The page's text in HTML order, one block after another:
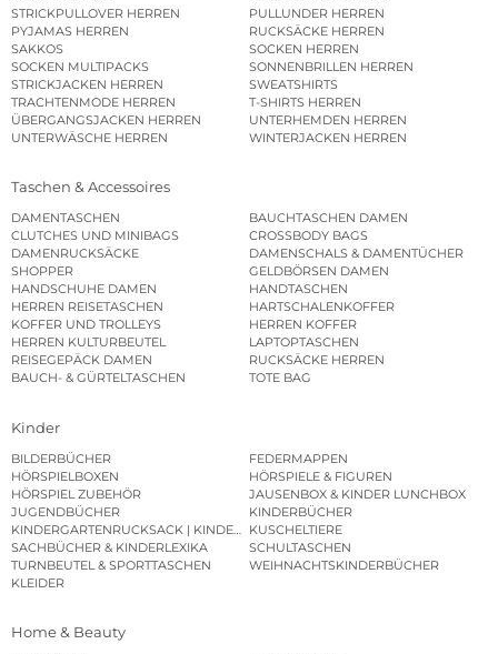
STRICKPULLOVER HERREN
PULLUNDER HERREN
PYJAMAS HERREN
RUCKSÄCKE HERREN
SAKKOS
SOCKEN HERREN
SOCKEN MULTIPACKS
SONNENBRILLEN HERREN
STRICKJACKEN HERREN
SWEATSHIRTS
TRACHTENMODE HERREN
T-SHIRTS HERREN
ÜBERGANGSJACKEN HERREN
UNTERHEMDEN HERREN
UNTERWÄSCHE HERREN
WINTERJACKEN HERREN
Taschen & Accessoires
DAMENTASCHEN
BAUCHTASCHEN DAMEN
CLUTCHES UND MINIBAGS
CROSSBODY BAGS
DAMENRUCKSÄCKE
DAMENSCHALS & DAMENTÜCHER
SHOPPER
GELDBÖRSEN DAMEN
HANDSCHUHE DAMEN
HANDTASCHEN
HERREN REISETASCHEN
HARTSCHALENKOFFER
KOFFER UND TROLLEYS
HERREN KOFFER
HERREN KULTURBEUTEL
LAPTOPTASCHEN
REISEGEPÄCK DAMEN
RUCKSÄCKE HERREN
BAUCH- & GÜRTELTASCHEN
TOTE BAG
Kinder
BILDERBÜCHER
FEDERMAPPEN
HÖRSPIELBOXEN
HÖRSPIELE & FIGUREN
HÖRSPIEL ZUBEHÖR
JAUSENBOX & KINDER LUNCHBOX
JUGENDBÜCHER
KINDERBÜCHER
KINDERGARTENRUCKSACK | KINDERGARTENBEUTEL
KUSCHELTIERE
SACHBÜCHER & KINDERLEXIKA
SCHULTASCHEN
TURNBEUTEL & SPORTTASCHEN
WEIHNACHTSKINDERBÜCHER
KLEIDER
Home & Beauty